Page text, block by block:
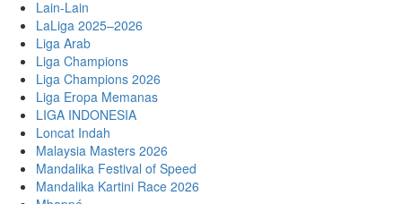
Lain-Lain
LaLiga 2025–2026
Liga Arab
Liga Champions
Liga Champions 2026
Liga Eropa Memanas
LIGA INDONESIA
Loncat Indah
Malaysia Masters 2026
Mandalika Festival of Speed
Mandalika Kartini Race 2026